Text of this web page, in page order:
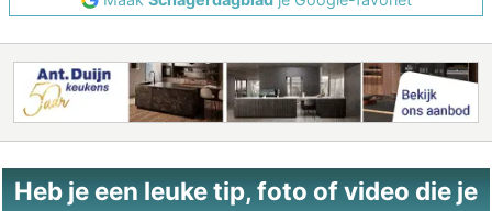
Heb je een leuke tip, foto of video die je